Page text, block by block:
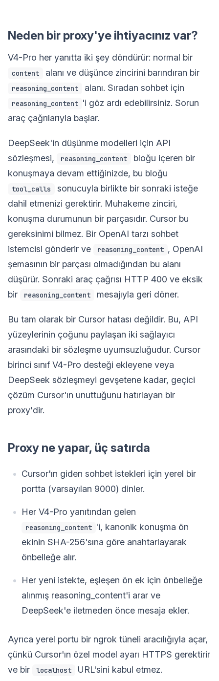
Neden bir proxy'ye ihtiyacınız var?
V4-Pro her yanıtta iki şey döndürür: normal bir
content alanı ve düşünce zincirini barındıran bir
reasoning_content alanı. Sıradan sohbet için
reasoning_content 'i göz ardı edebilirsiniz. Sorun
araç çağrılarıyla başlar.
DeepSeek'in düşünme modelleri için API
sözleşmesi,
reasoning_content
bloğu içeren bir
konuşmaya devam ettiğinizde, bu bloğu
tool_calls
sonucuyla birlikte bir sonraki isteğe
dahil etmenizi gerektirir. Muhakeme zinciri,
konuşma durumunun bir parçasıdır. Cursor bu
gereksinimi bilmez. Bir OpenAI tarzı sohbet
istemcisi gönderir ve
reasoning_content , OpenAI
şemasının bir parçası olmadığından bu alanı
düşürür. Sonraki araç çağrısı HTTP 400 ve eksik
bir
reasoning_content mesajıyla geri döner.
Bu tam olarak bir Cursor hatası değildir. Bu, API
yüzeylerinin çoğunu paylaşan iki sağlayıcı
arasındaki bir sözleşme uyumsuzluğudur. Cursor
birinci sınıf V4-Pro desteği ekleyene veya
DeepSeek sözleşmeyi gevşetene kadar, geçici
çözüm Cursor'ın unuttuğunu hatırlayan bir
proxy'dir.
Proxy ne yapar, üç satırda
Cursor'ın giden sohbet istekleri için yerel bir
portta (varsayılan 9000) dinler.
Her V4-Pro yanıtından gelen
reasoning_content 'i, kanonik konuşma ön
ekinin SHA-256'sına göre anahtarlayarak
önbelleğe alır.
Her yeni istekte, eşleşen ön ek için önbelleğe
alınmış reasoning_content'i arar ve
DeepSeek'e iletmeden önce mesaja ekler.
Ayrıca yerel portu bir ngrok tüneli aracılığıyla açar,
çünkü Cursor'ın özel model ayarı HTTPS gerektirir
ve bir
localhost URL'sini kabul etmez.